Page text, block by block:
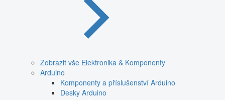
Zobrazit vše Elektronika & Komponenty
Arduino
Komponenty a příslušenství Arduino
Desky Arduino